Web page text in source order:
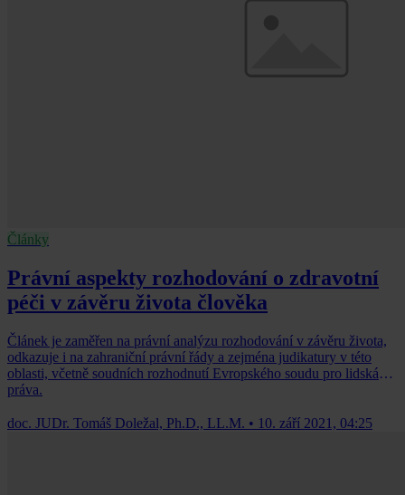
Články
Právní aspekty rozhodování o zdravotní
péči v závěru života člověka
Článek je zaměřen na právní analýzu rozhodování v závěru života,
odkazuje i na zahraniční právní řády a zejména judikatury v této
oblasti, včetně soudních rozhodnutí Evropského soudu pro lidská
práva.
doc. JUDr. Tomáš Doležal, Ph.D., LL.M. • 10. září 2021, 04:25